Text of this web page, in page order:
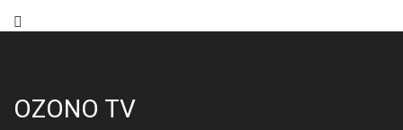
OZONO TV